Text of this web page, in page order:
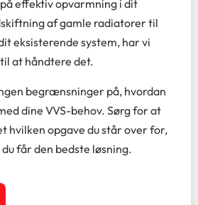
effektiv opvarmning i dit
af gamle radiatorer til
eksisterende system, har vi
at håndtere det.
begrænsninger på, hvordan
dine VVS-behov. Sørg for at
hvilken opgave du står over for,
får den bedste løsning.